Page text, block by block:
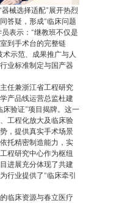
械选择适配”展开热烈
答疑，形成“临床问题
表示：“继教班不仅是
到手术台的完整链
示范、成果推广与人
业标准制定与国产器
任兼浙江省工程研究
产品线运营总监杜建
验证”项目揭牌。这一
工程化放大及临床验
，提供真实手术场景
托精密制造能力，实
程研究中心作为枢纽
进展充分体现了共建
行业提供了“临床牵引
临床资源与春立医疗